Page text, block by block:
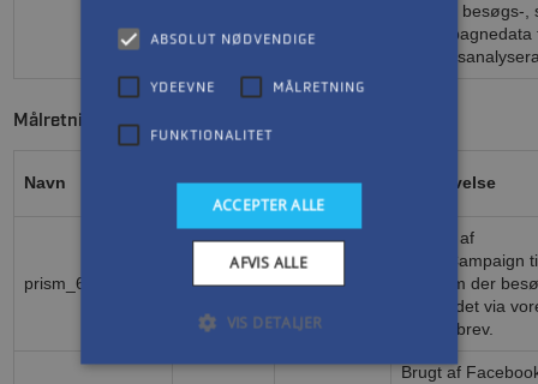
beregne besøgs-,
og kampagnedata
Målretning
Navn
Domæne
Udløbsdato Beskrivelse
prism_651822095 .htb.dk 1 måned
Bruges af
ActiveCampaign
se hvem der
webstedet via
nyhedsbrev.
Brugt af
ABSOLUT NØDVENDIGE
YDEEVNE MÅLRETNING
FUNKTIONALITET
ACCEPTER ALLE
AFVIS ALLE
VIS DETALJER